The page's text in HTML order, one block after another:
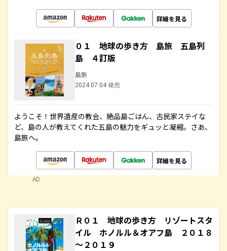
詳細を見る
０１ 地球の歩き方 島旅 五島列
島 ４訂版
島旅
2024.07.04 発売
ようこそ！世界遺産の教会、絶品島ごはん、古民家ステイな
ど、島の人が教えてくれた五島の魅力をギュッと凝縮。さあ、
島旅へ。
詳細を見る
AD
Ｒ０１ 地球の歩き方 リゾートスタ
イル ホノルル＆オアフ島 ２０１８
～２０１９